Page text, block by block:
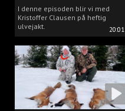
20:01
I denne episoden blir vi med
Kristoffer Clausen på heftig
ulvejakt.